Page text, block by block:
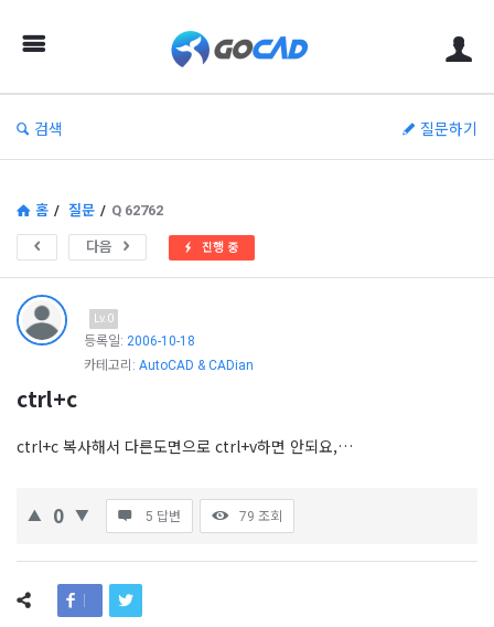
캐
정
보
중
심
검색 질문하기
홈 / 질문 / Q 62762
다음 진행 중
Lv.0
등록일: 2006-10-18
카테고리: AutoCAD & CADian
ctrl+c
ctrl+c 복사해서 다른도면으로 ctrl+v하면 안되요,…
0 5 답변 79 조회